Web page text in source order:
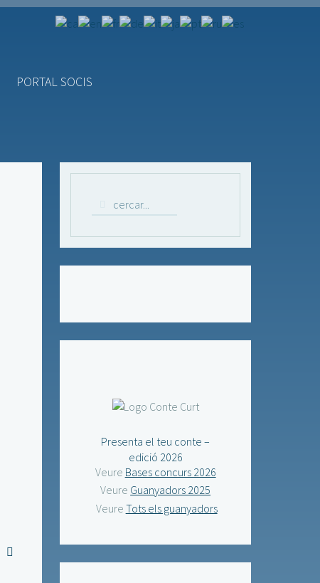
PORTAL SOCIS
Presenta el teu conte –
edició 2026
Veure Bases concurs 2026
Veure Guanyadors 2025
Veure Tots els guanyadors